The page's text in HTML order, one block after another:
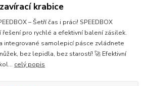
krabice
– Šetří čas i práci! SPEEDBOX
řešení pro rychlé a efektivní balení zásilek.
integrované samolepicí pásce zvládnete
bez lepidla, bez starostí! 🚀 Efektivní
celý popis